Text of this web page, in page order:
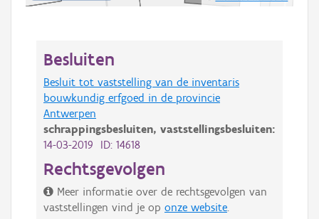
Besluiten
Besluit tot vaststelling van de inventaris
bouwkundig erfgoed in de provincie
Antwerpen
schrappingsbesluiten, vaststellingsbesluiten:
14-03-2019 ID: 14618
Rechtsgevolgen
Meer informatie over de rechtsgevolgen van
vaststellingen vind je op onze website